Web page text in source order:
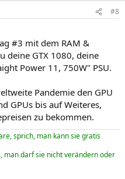
#8
#3 mit dem RAM &
deine GTX 1080, deine
Power 11, 750W" PSU.
Pandemie den GPU
GPUs bis auf Weiteres,
zu bekommen.
sprich, man kann sie gratis
man darf sie nicht verändern oder